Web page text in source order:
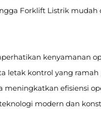
Forklift Listrik
kenyamanan
letak kontrol yang
efisiensi
modern dan